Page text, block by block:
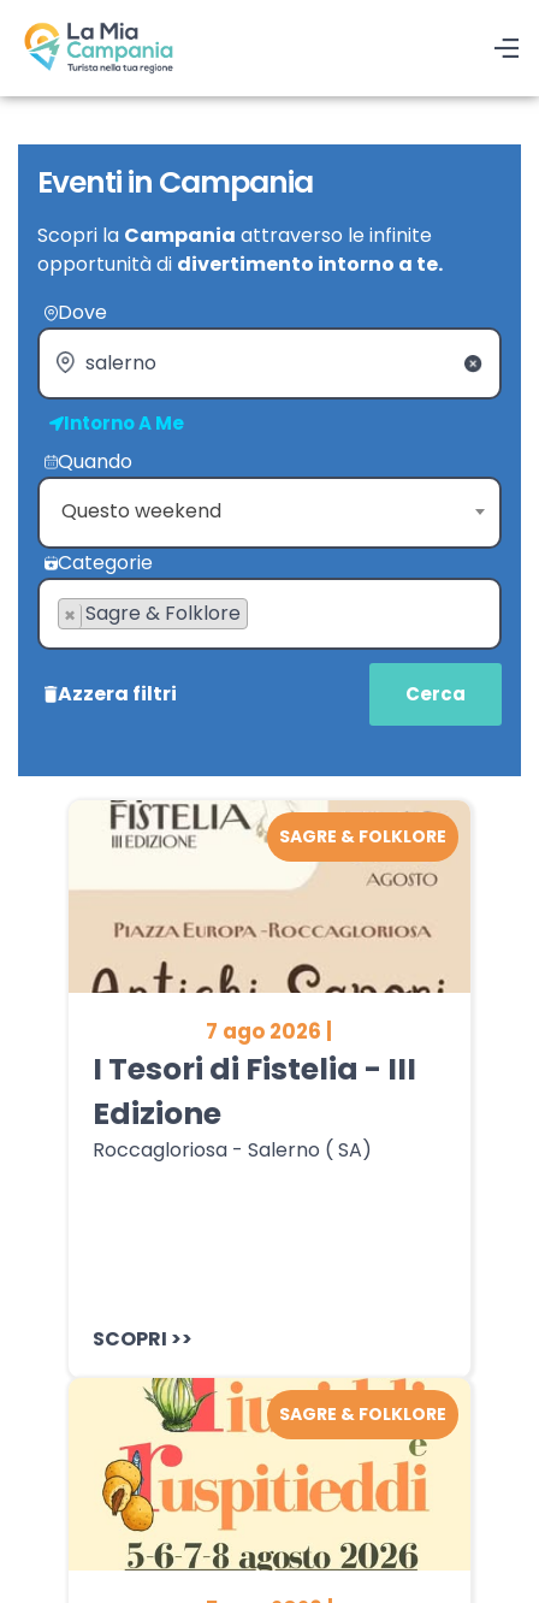
Eventi in Campania
Scopri la Campania attraverso le infinite
opportunità di divertimento intorno a te.
Dove
Intorno A Me
Quando
Questo weekend
Categorie
× Sagre & Folklore
Azzera filtri
7 ago 2026 |
I Tesori di Fistelia - III
Edizione
Roccagloriosa - Salerno ( SA)
SCOPRI >>
SAGRE & FOLKLORE
SAGRE & FOLKLORE